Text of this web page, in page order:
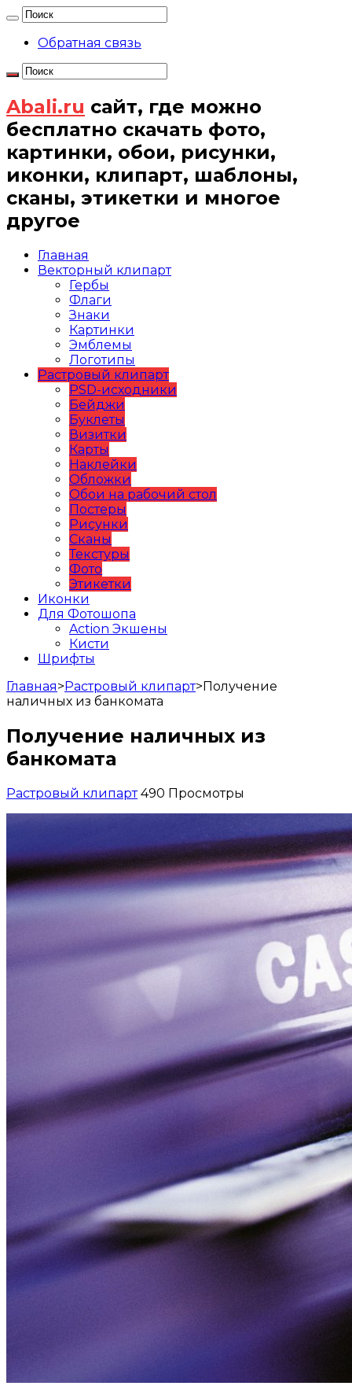
Обратная связь
Abali.ru сайт, где можно
бесплатно скачать фото,
картинки, обои, рисунки,
иконки, клипарт, шаблоны,
сканы, этикетки и многое
другое
Главная
Векторный клипарт
Гербы
Флаги
Знаки
Картинки
Эмблемы
Логотипы
Растровый клипарт
PSD-исходники
Бейджи
Буклеты
Визитки
Карты
Наклейки
Обложки
Обои на рабочий стол
Постеры
Рисунки
Сканы
Текстуры
Фото
Этикетки
Иконки
Для Фотошопа
Action Экшены
Кисти
Шрифты
Главная>Растровый клипарт>Получение
наличных из банкомата
Получение наличных из
банкомата
Растровый клипарт 490 Просмотры